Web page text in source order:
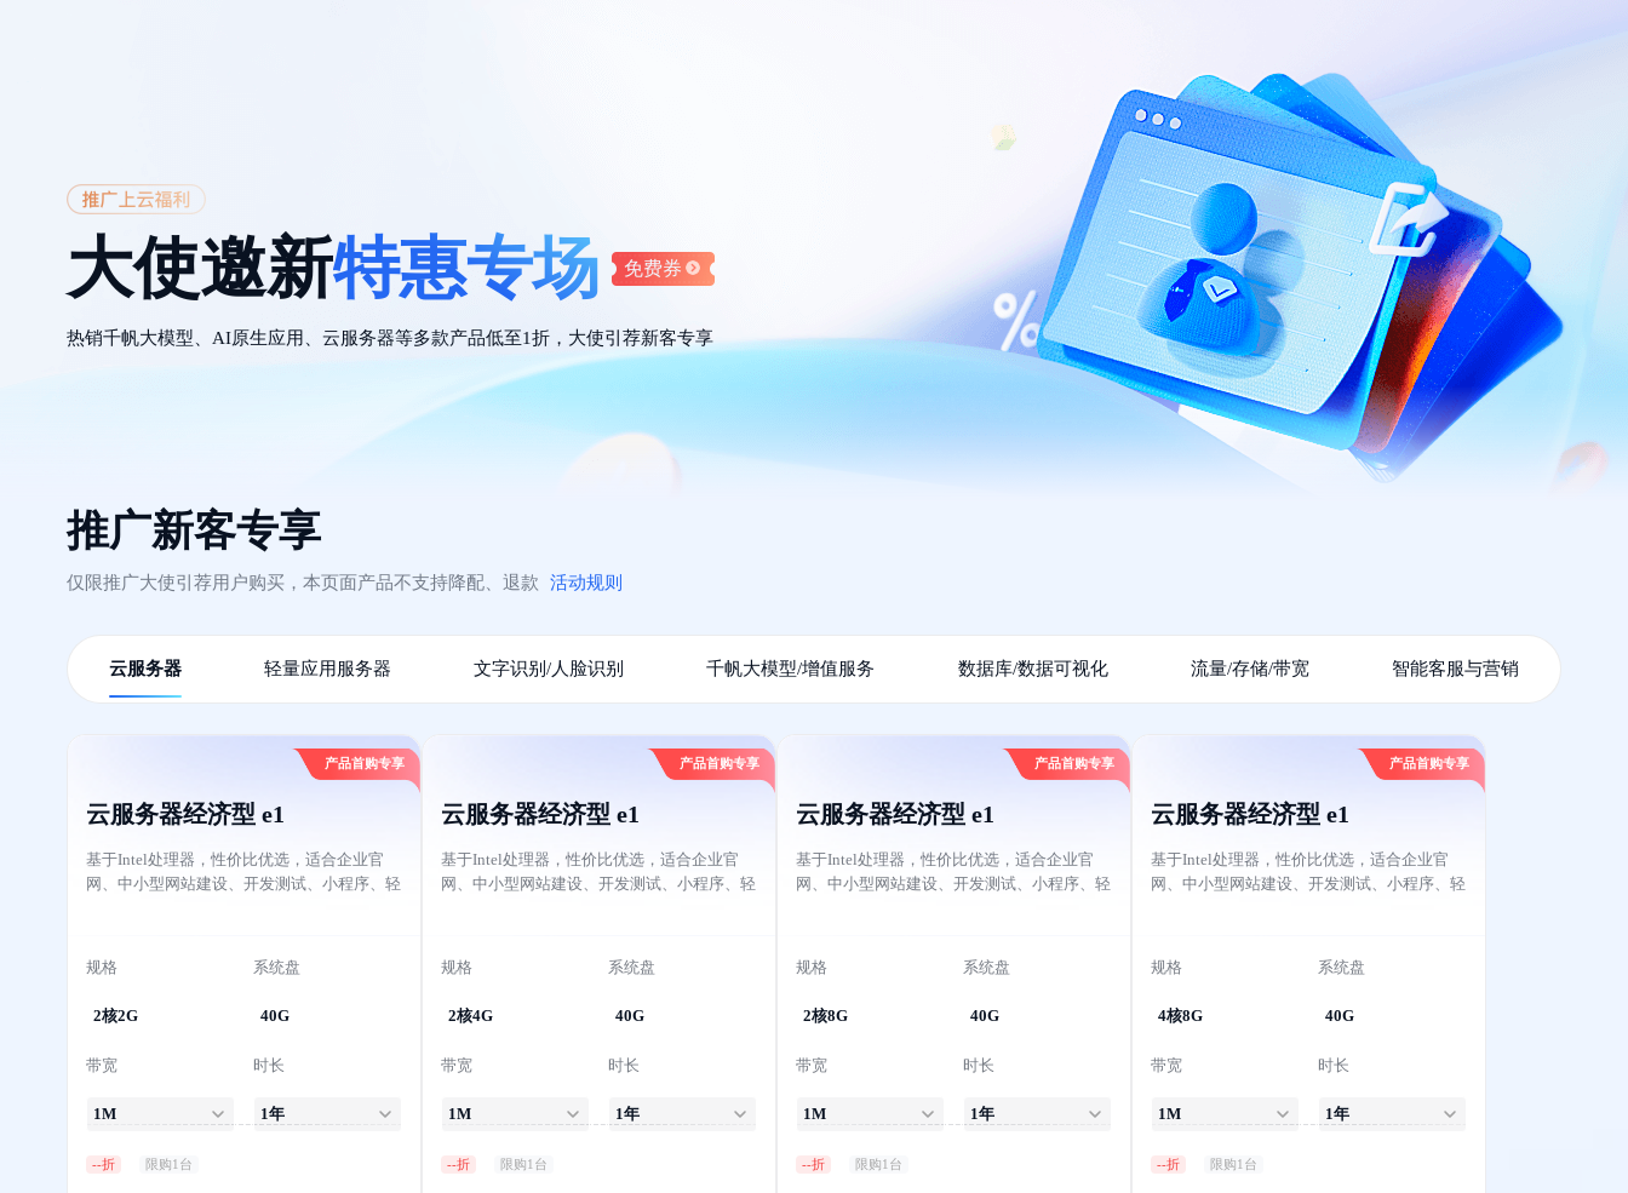
大使邀新特惠专场 免费券
热销千帆大模型、AI原生应用、云服务器等多款产品低至1折，大使引荐新客专享
推广新客专享
仅限推广大使引荐用户购买，本页面产品不支持降配、退款 活动规则
云服务器 轻量应用服务器 文字识别/人脸识别 千帆大模型/增值服务 数据库/数据可视化 流量/存储/带宽 智能客服与营销
云服务器经济型 e1
基于Intel处理器，性价比优选，适合企业官
网、中小型网站建设、开发测试、小程序、轻
产品首购专享
规格
2核2G
系统盘
40G
带宽
1M
时长
1年
--折 限购1台
云服务器经济型 e1
基于Intel处理器，性价比优选，适合企业官
网、中小型网站建设、开发测试、小程序、轻
产品首购专享
规格
2核4G
系统盘
40G
带宽
1M
时长
1年
--折 限购1台
云服务器经济型 e1
基于Intel处理器，性价比优选，适合企业官
网、中小型网站建设、开发测试、小程序、轻
产品首购专享
规格
2核8G
系统盘
40G
带宽
1M
时长
1年
--折 限购1台
云服务器经济型 e1
基于Intel处理器，性价比优选，适合企业官
网、中小型网站建设、开发测试、小程序、轻
产品首购专享
规格
4核8G
系统盘
40G
带宽
1M
时长
1年
--折 限购1台